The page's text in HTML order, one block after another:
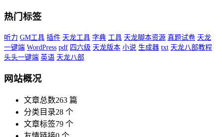
热门标签
听力 GM工具 插件 天龙工具 字典 工具 天龙脚本资源 真题试卷 天龙
一键端 WordPress pdf 四六级 天龙版本 小说 生成器 txt 天龙八部教程
头头一键端 英语 天龙八部
网站概况
文章总数263 篇
分类目录28 个
文章标签79 个